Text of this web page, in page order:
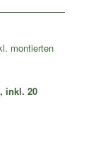
inkl. 20